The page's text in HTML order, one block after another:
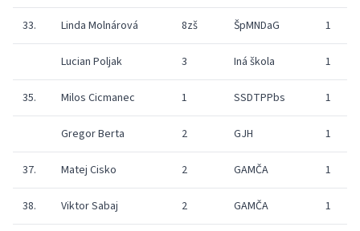
33. Linda Molnárová 8zš ŠpMNDaG 1
Lucian Poljak 3 Iná škola 1
35. Milos Cicmanec 1 SSDTPPbs 1
Gregor Berta 2 GJH 1
37. Matej Cisko 2 GAMČA 1
38. Viktor Sabaj 2 GAMČA 1